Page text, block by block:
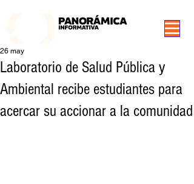
Laboratorio de Salud Pública y
Ambiental recibe estudiantes para
acercar su accionar a la comunidad
26 may